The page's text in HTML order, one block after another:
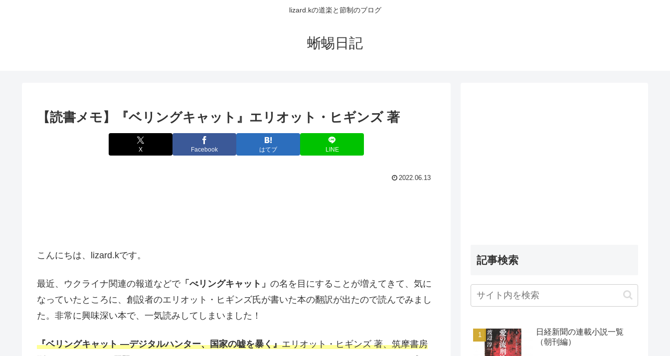
lizard.kの道楽と節制のブログ
蜥蜴日記
【読書メモ】『ベリングキャット』エリオット・ヒギンズ 著
X Facebook はてブ LINE
2022.06.13
こんにちは、lizard.kです。
最近、ウクライナ関連の報道などで「べリングキャット」 の名を目にすることが増えてきて、気に
なっていたところに、創設者のエリオット・ヒギンズ氏が書いた本の翻訳が出たので読んでみまし
た。非常に興味深い本で、一気読みしてしまいました！
『ベリングキャット ―デジタルハンター、国家の嘘を暴く』エリオット・ヒギンズ 著、筑摩書房
記事検索
日経新聞の連載小説一覧
（朝刊編）